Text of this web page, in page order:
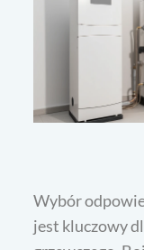
Wybór
jest kluczowy